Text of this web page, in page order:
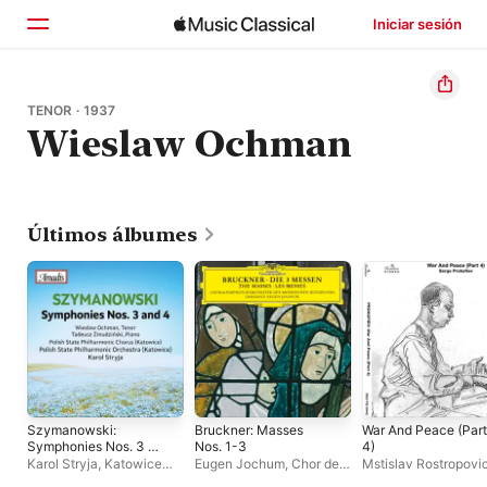
Iniciar sesión
Inicio
Explorar
TENOR · 1937
Wieslaw Ochman
Últimos álbumes
Szymanowski:
Symphonies Nos. 3 &
4
Karol Stryja, Katowice
Bruckner: Masses
Nos. 1-3
Eugen Jochum, Chor des
War And Peace (Part
4)
Mstislav